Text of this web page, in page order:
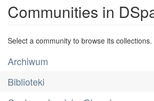
Communities in
Select a community to browse its collections.
Archiwum
Biblioteki